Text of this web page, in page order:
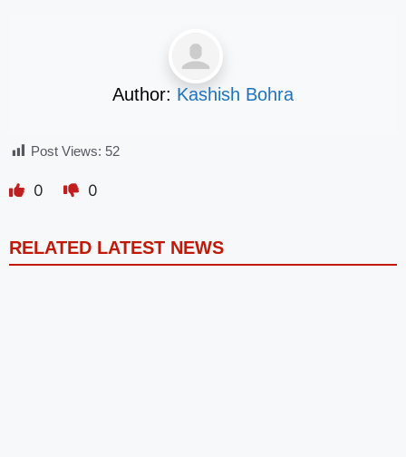
Author: Kashish Bohra
Post Views: 52
0 0
RELATED LATEST NEWS